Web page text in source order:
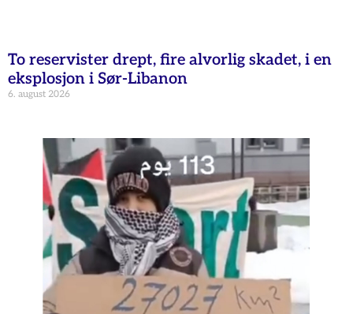
To reservister drept, fire alvorlig skadet, i en
eksplosjon i Sør-Libanon
6. august 2026